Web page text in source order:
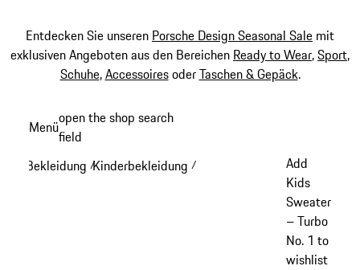
Entdecken Sie unseren Porsche Design Seasonal Sale mit
exklusiven Angeboten aus den Bereichen Ready to Wear,Sport,
Schuhe,AccessoiresoderTaschen & Gepäck.
Hauptinhalt
Menüopen the shop search
field
Bekleidung /Kinderbekleidung /
Add
Kids
Sweater
– Turbo
No. 1 to
wishlist